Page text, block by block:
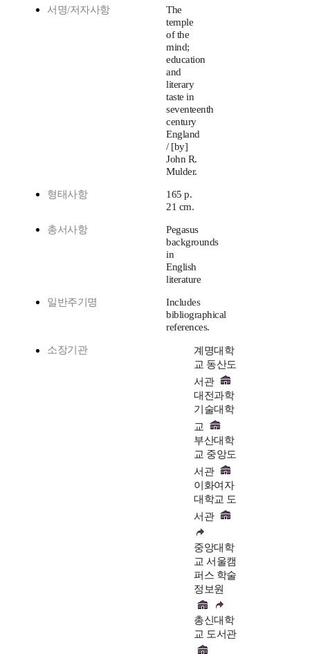
서명/저자사항
The
temple
of the
mind;
education
and
literary
taste in
seventeenth
century
England
/ [by]
John R.
Mulder.
형태사항
165 p.
21 cm.
총서사항
Pegasus
backgrounds
in
English
literature
일반주기명
Includes
bibliographical
references.
소장기관
계명대학
교 동산도
서관
대전과학
기술대학
교
부산대학
교 중앙도
서관
이화여자
대학교 도
서관
중앙대학
교 서울캠
퍼스 학술
정보원
총신대학
교 도서관